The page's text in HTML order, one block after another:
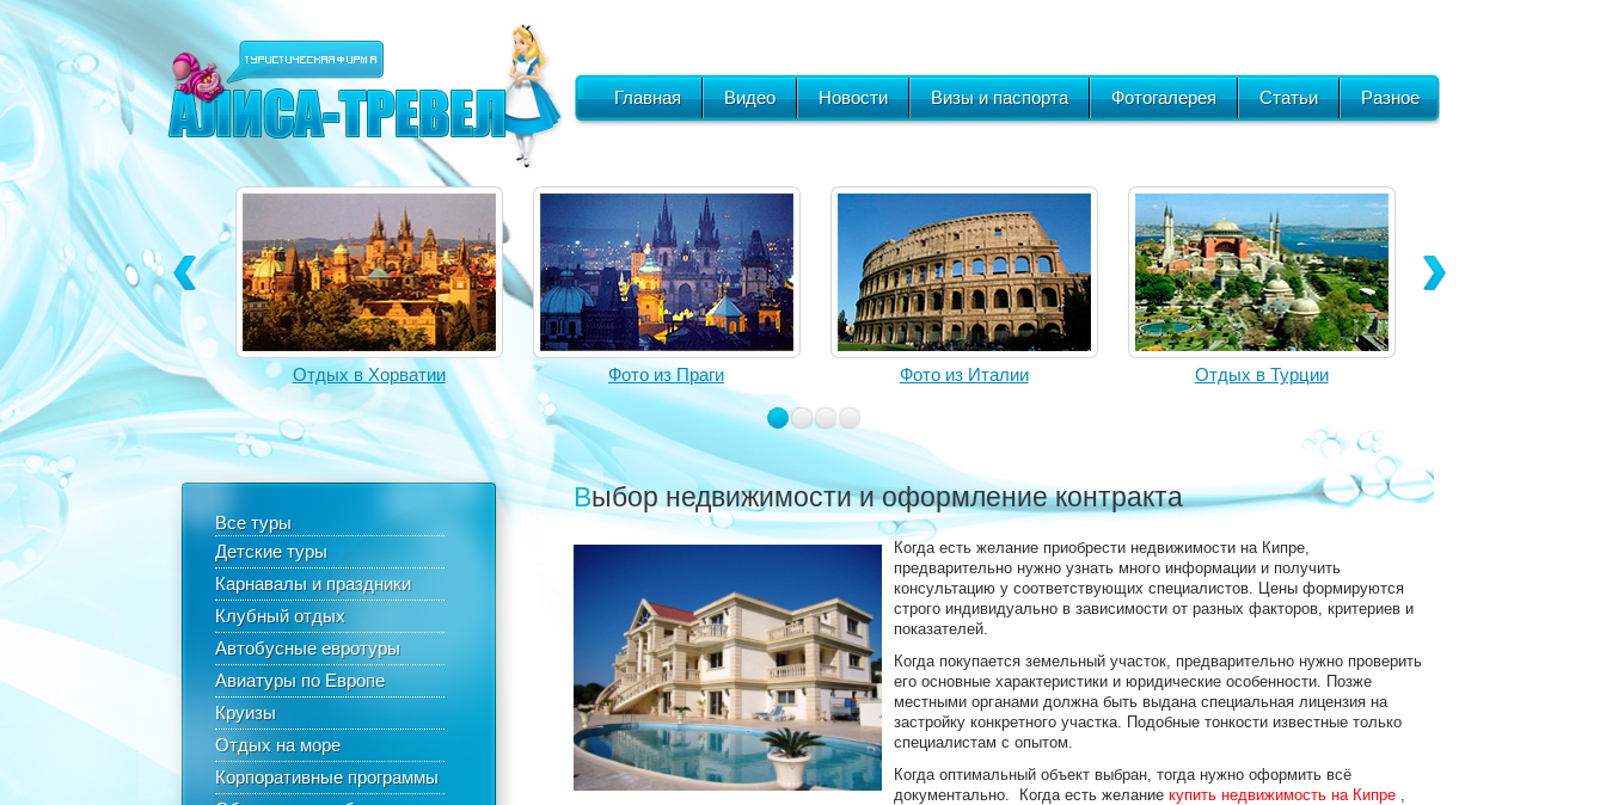
Главная Видео Новости Визы и паспорта Фотогалерея Статьи Разное
Отдых в Турции Отдых в Хорватии Фото из Праги Фото из Италии Отдых в Турции
Все туры
Детские туры
Карнавалы и праздники
Клубный отдых
Автобусные евротуры
Авиатуры по Европе
Круизы
Отдых на море
Корпоративные программы
Выбор недвижимости и оформление контракта
Когда есть желание приобрести недвижимости на Кипре,
предварительно нужно узнать много информации и получить
консультацию у соответствующих специалистов. Цены формируются
строго индивидуально в зависимости от разных факторов, критериев и
показателей.
Когда покупается земельный участок, предварительно нужно проверить
его основные характеристики и юридические особенности. Позже
местными органами должна быть выдана специальная лицензия на
застройку конкретного участка. Подобные тонкости известные только
специалистам с опытом.
Когда оптимальный объект выбран, тогда нужно оформить всё
документально. Когда есть желание купить недвижимость на Кипре ,